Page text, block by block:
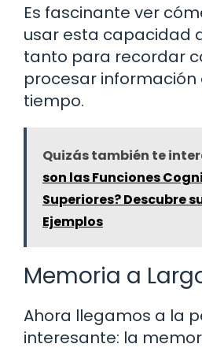
Es fascinante ver
usar esta capacidad
tanto para recordar
procesar información
tiempo.
Quizás también te
son las Funciones
Superiores? Descubre
Ejemplos
Memoria a
Ahora llegamos a la
interesante: la